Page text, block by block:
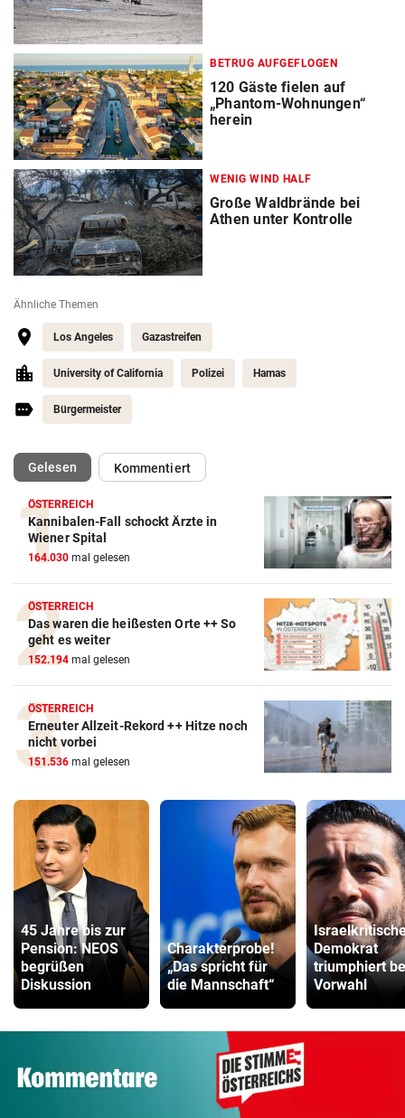
BETRUG AUFGEFLOGEN
120 Gäste fielen auf
„Phantom-Wohnungen“
herein
WENIG WIND HALF
Große Waldbrände bei
Athen unter Kontrolle
Ähnliche Themen
Los Angeles Gazastreifen
University of California Polizei Hamas
Bürgermeister
Gelesen(ausgewählt)Kommentiert
ÖSTERREICH
Kannibalen-Fall schockt Ärzte in
Wiener Spital
164.030 mal gelesen
ÖSTERREICH
Das waren die heißesten Orte ++ So
geht es weiter
152.194 mal gelesen
ÖSTERREICH
Erneuter Allzeit-Rekord ++ Hitze noch
nicht vorbei
151.536 mal gelesen
45 Jahre bis zur
Pension: NEOS
begrüßen
Diskussion
Charakterprobe!
„Das spricht für
die Mannschaft“
Demokrat
triumphiert
Vorwahl